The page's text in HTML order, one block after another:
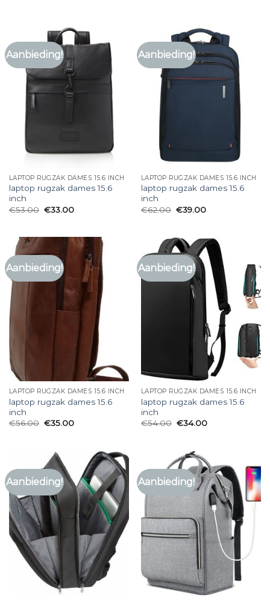
Aanbieding!
LAPTOP RUGZAK DAMES 15.6 INCH
laptop rugzak dames 15.6
inch
€53.00 €33.00
Aanbieding!
LAPTOP RUGZAK DAMES 15.6 INCH
laptop rugzak dames 15.6
inch
€62.00 €39.00
Aanbieding!
LAPTOP RUGZAK DAMES 15.6 INCH
laptop rugzak dames 15.6
inch
€56.00 €35.00
Aanbieding!
LAPTOP RUGZAK DAMES 15.6 INCH
laptop rugzak dames 15.6
inch
€54.00 €34.00
Aanbieding! Aanbieding!